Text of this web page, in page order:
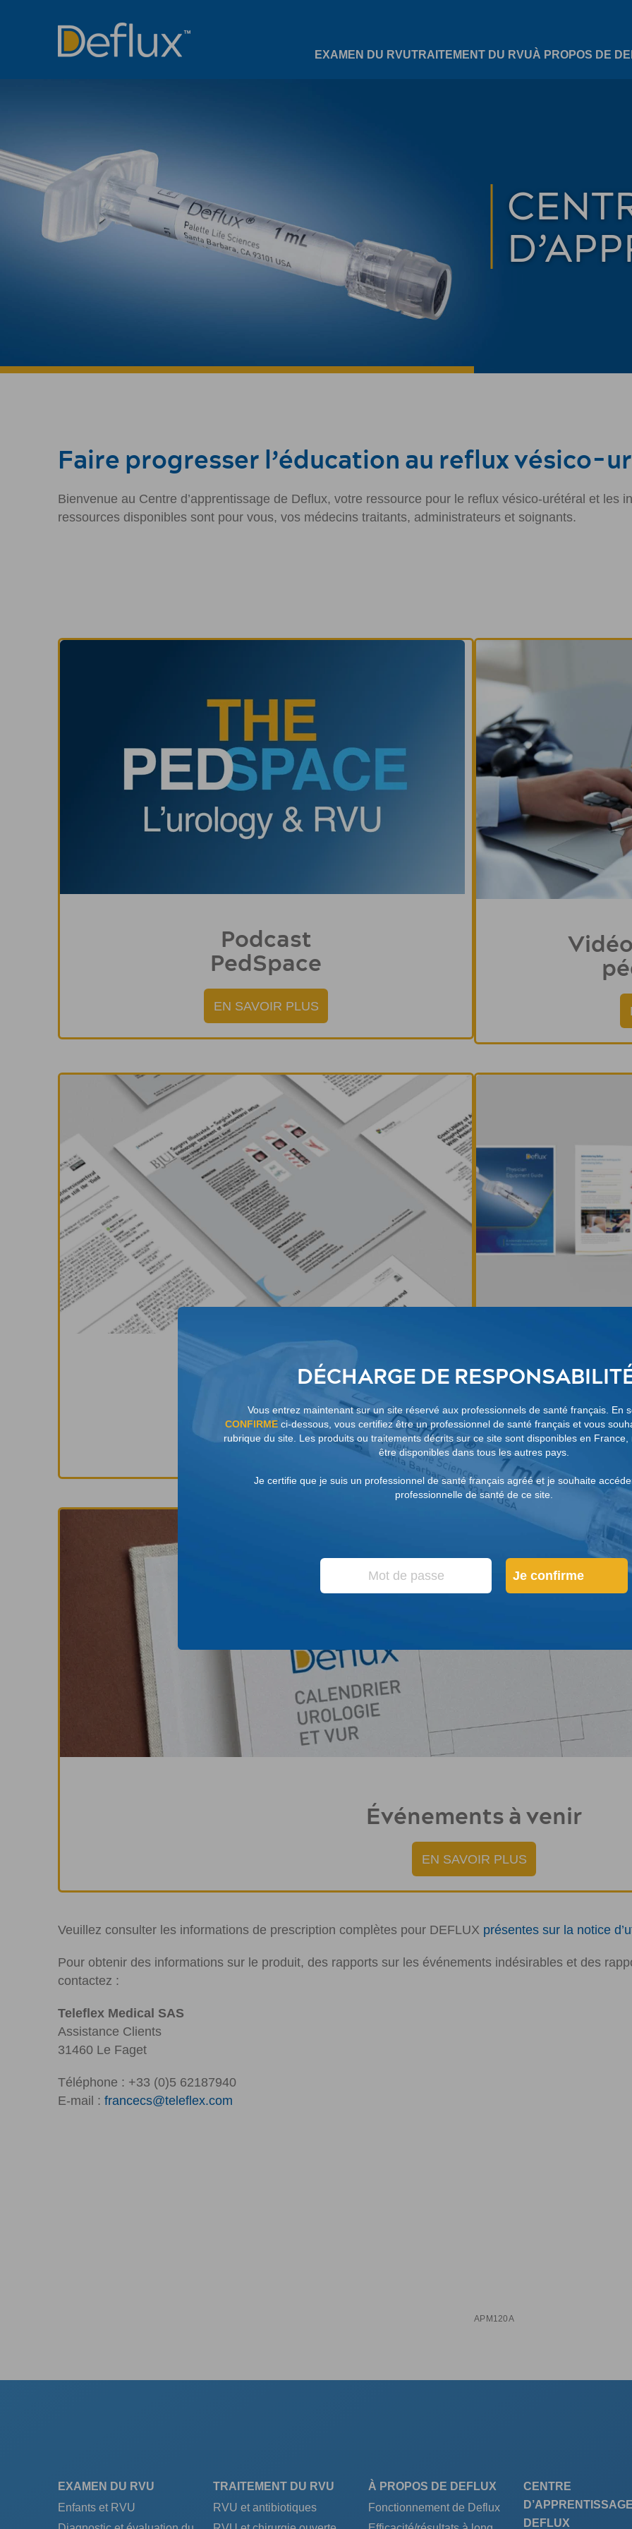
EXAMEN DU RVUTRAITEMENT DU RVUÀ PROPOS DE
Faire progresser l’éducation au reflux vésico-
Bienvenue au Centre d’apprentissage de Deflux, votre ressource pour le reflux vésico-urétéral et les
ressources disponibles sont pour vous, vos médecins traitants, administrateurs et soignants.
Podcast
PedSpace
EN SAVOIR PLUS
Articles
cliniques
EN SAVOIR PLUS
Événements à venir
EN SAVOIR PLUS
Veuillez consulter les informations de prescription complètes pour DEFLUX présentes sur la notice
Pour obtenir des informations sur le produit, des rapports sur les événements indésirables et des
contactez :
Teleflex Medical SAS
Assistance Clients
31460 Le Faget
Téléphone : +33 (0)5 62187940
E-mail : francecs@teleflex.com
APM120A
EXAMEN DU RVU
Enfants et RVU
TRAITEMENT DU RVU
RVU et antibiotiques
À PROPOS DE DEFLUX
Fonctionnement de Deflux
CENTRE
DEFLUX
DÉCHARGE DE
Vous entrez maintenant sur un site réservé aux professionnels de santé français. En
CONFIRME ci-dessous, vous certifiez être un professionnel de santé français et vous
rubrique du site. Les produits ou traitements décrits sur ce site sont disponibles en
être disponibles dans tous les autres pays.
Je certifie que je suis un professionnel de santé français agréé et je souhaite
professionnelle de santé de ce site.
Je confirme